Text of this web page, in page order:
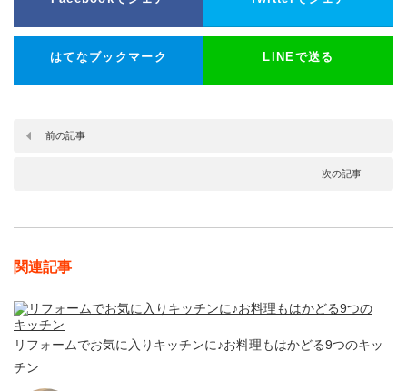
はてなブックマーク LINEで送る
前の記事
次の記事
関連記事
リフォームでお気に入りキッチンに♪お料理もはかどる9つのキッ
チン